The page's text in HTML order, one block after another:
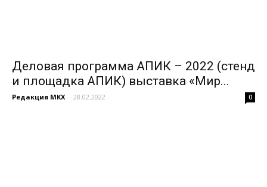
Деловая программа АПИК – 2022 (стенд
и площадка АПИК) выставка «Мир...
Редакция МКХ - 28.02.2022 0